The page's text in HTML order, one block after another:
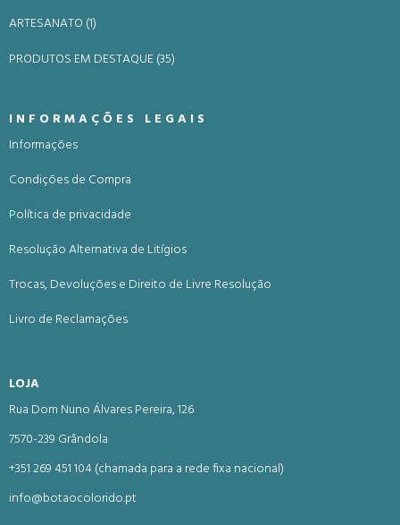
ARTESANATO (1)
PRODUTOS EM DESTAQUE (35)
INFORMAÇÕES LEGAIS
Informações
Condições de Compra
Política de privacidade
Resolução Alternativa de Litígios
Trocas, Devoluções e Direito de Livre Resolução
Livro de Reclamações
LOJA
Rua Dom Nuno Álvares Pereira, 126
7570-239 Grândola
+351 269 451 104 (chamada para a rede fixa nacional)
info@botaocolorido.pt